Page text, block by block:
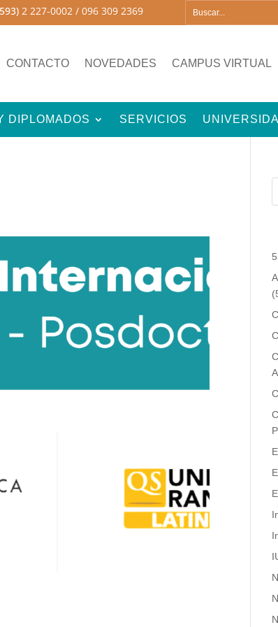
2 227-0002 / 096 309 2369
CONTACTO NOVEDADES CAMPUS VIRTUAL
DIPLOMADOS SERVICIOS